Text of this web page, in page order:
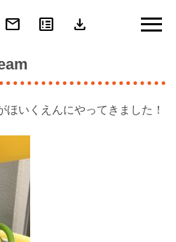
mail breaking_news download
ほいくえんにやってきました！